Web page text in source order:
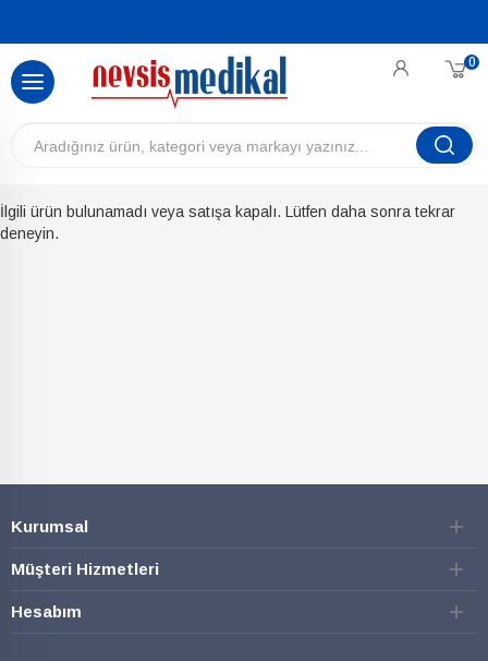
0
İlgili ürün bulunamadı veya satışa kapalı. Lütfen daha sonra tekrar
deneyin.
Kurumsal
Müşteri Hizmetleri
Hesabım